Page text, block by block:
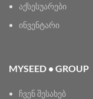
აქსესუარები
ინვენტარი
MYSEED • GROUP
ჩვენ შესახებ